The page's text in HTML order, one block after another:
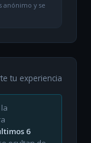
anónimo y se
tu experiencia
6